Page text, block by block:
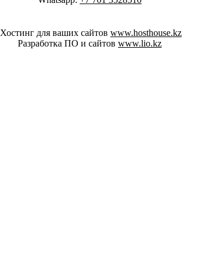
Хостинг для ваших сайтов www.hosthouse.kz
Разработка ПО и сайтов www.lio.kz